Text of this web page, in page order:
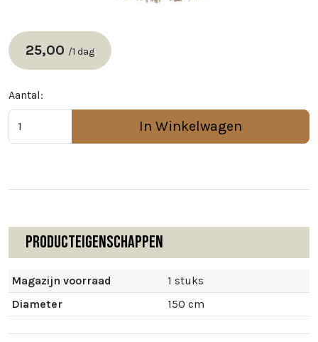
25,00 /1 dag
Aantal:
In Winkelwagen
Producteigenschappen
Magazijn voorraad
1 stuks
Diameter
150 cm